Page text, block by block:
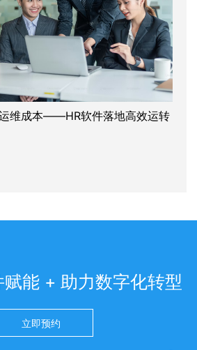
维成本——HR软件落地高效运转
能 + 助力数字化转型
立即预约